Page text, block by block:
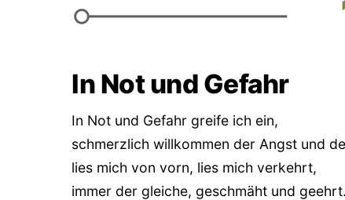
Bei jeder Mahlzeit
1221
In ihn gehüllt
In Not und Gefahr
In Not und Gefahr greife ich ein,
schmerzlich willkommen der Angst und
lies mich von vorn, lies mich verkehrt,
immer der gleiche, geschmäht und geehrt.